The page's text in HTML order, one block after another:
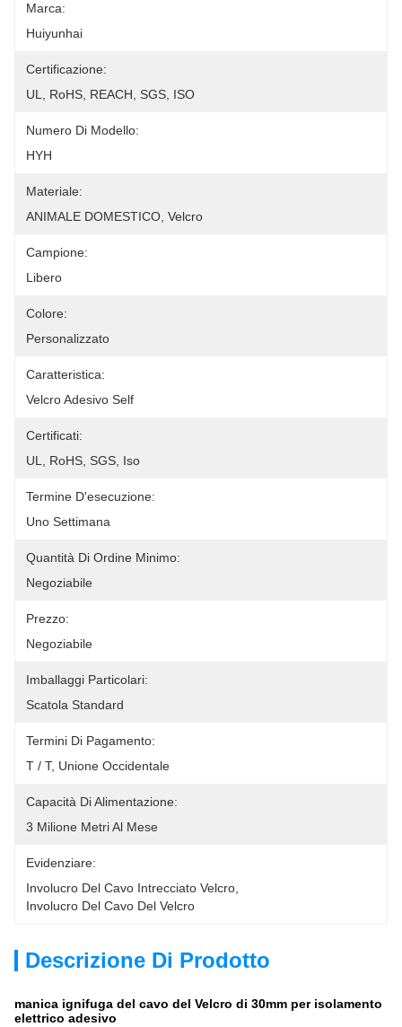
Marca:
Huiyunhai
Certificazione:
UL, RoHS, REACH, SGS, ISO
Numero Di Modello:
HYH
Materiale:
ANIMALE DOMESTICO, Velcro
Campione:
Libero
Colore:
Personalizzato
Caratteristica:
Velcro Adesivo Self
Certificati:
UL, RoHS, SGS, Iso
Termine D'esecuzione:
Uno Settimana
Quantità Di Ordine Minimo:
Negoziabile
Prezzo:
Negoziabile
Imballaggi Particolari:
Scatola Standard
Termini Di Pagamento:
T / T, Unione Occidentale
Capacità Di Alimentazione:
3 Milione Metri Al Mese
Evidenziare:
Involucro Del Cavo Intrecciato Velcro
Involucro Del Cavo Del Velcro
Descrizione Di Prodotto
manica ignifuga del cavo del Velcro di 30mm per isolamento
elettrico adesivo